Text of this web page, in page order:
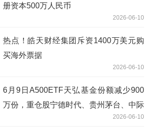
册资本500万人民币
2026-06-10
热点！皓天财经集团斥资1400万美元购
买海外票据
2026-06-10
6月9日A500ETF天弘基金份额减少900
万份，重仓股宁德时代、贵州茅台、中际
2026-06-10